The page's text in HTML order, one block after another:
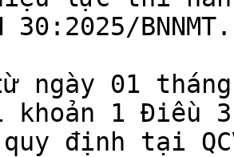
30:2025/BNNMT.
ngày 01
1 Điều 3
định tại